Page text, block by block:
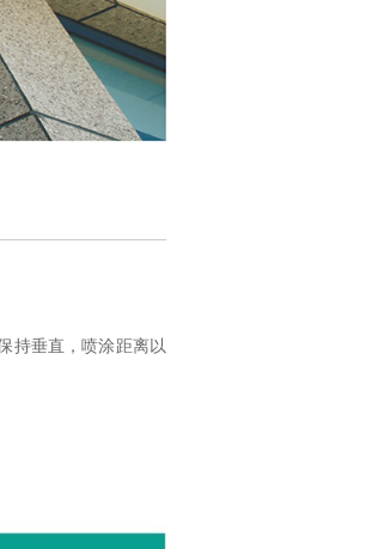
持垂直，喷涂距离以